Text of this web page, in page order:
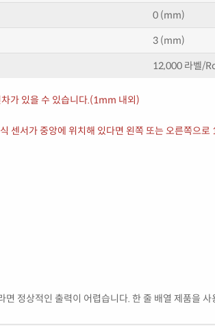
0 (mm)
3 (mm)
12,000 라벨/
가 있을 수 있습니다.(1mm 내외)
센서가 중앙에 위치해 있다면 왼쪽 또는 오른쪽으
정상적인 출력이 어렵습니다. 한 줄 배열 제품을 사